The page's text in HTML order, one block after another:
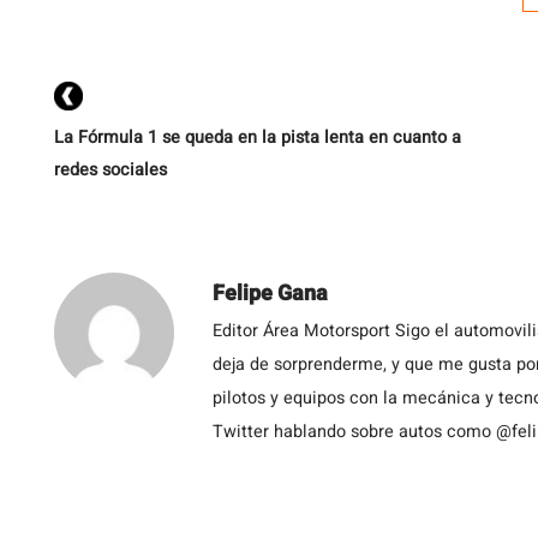
La Fórmula 1 se queda en la pista lenta en cuanto a
redes sociales
Felipe Gana
Editor Área Motorsport Sigo el
deja de sorprenderme, y que me gusta
pilotos y equipos con la mecánica y
Twitter hablando sobre autos como